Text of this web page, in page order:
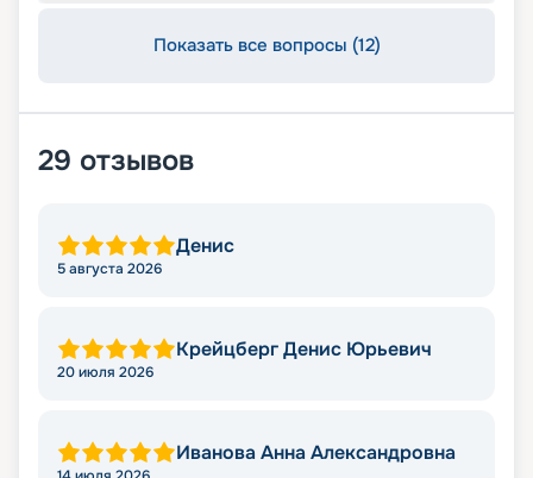
Показать все вопросы (12)
29 отзывов
Денис
5 августа 2026
Крейцберг Денис Юрьевич
20 июля 2026
Иванова Анна Александровна